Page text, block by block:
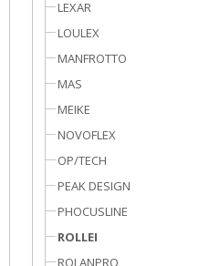
LEXAR
LOULEX
MANFROTTO
MAS
MEIKE
NOVOFLEX
OP/TECH
PEAK DESIGN
PHOCUSLINE
ROLLEI
ROLANPRO